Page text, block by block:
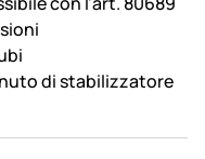
di stabilizzatore